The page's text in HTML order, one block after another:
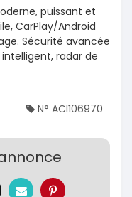
puissant et
CarPlay/Android
Sécurité avancée
radar de
N° ACI106970